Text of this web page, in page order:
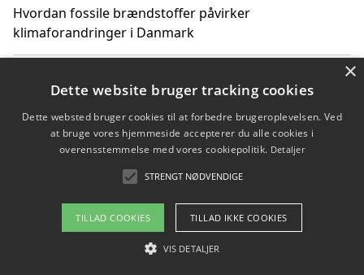
Hvordan fossile brændstoffer påvirker
klimaforandringer i Danmark
klimaændringer
Hvordan citater om fossile brændstoffer kan ændre
Copyright 2026 - Pilanto Aps
Om / kontakt
×
Dette website bruger tracking cookies
Dette websted bruger cookies til at forbedre brugeroplevelsen. Ved
at bruge vores hjemmeside accepterer du alle cookies i
overensstemmelse med vores cookiepolitik. Detaljer
STRENGT NØDVENDIGE
TILLAD COOKIES TILLAD IKKE COOKIES
VIS DETALJER